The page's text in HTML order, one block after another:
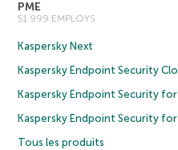
PME
51 999 EMPLOYS
Kaspersky Next
Kaspersky Endpoint Security
Kaspersky Endpoint Security for
Kaspersky Endpoint Security for
Tous les produits